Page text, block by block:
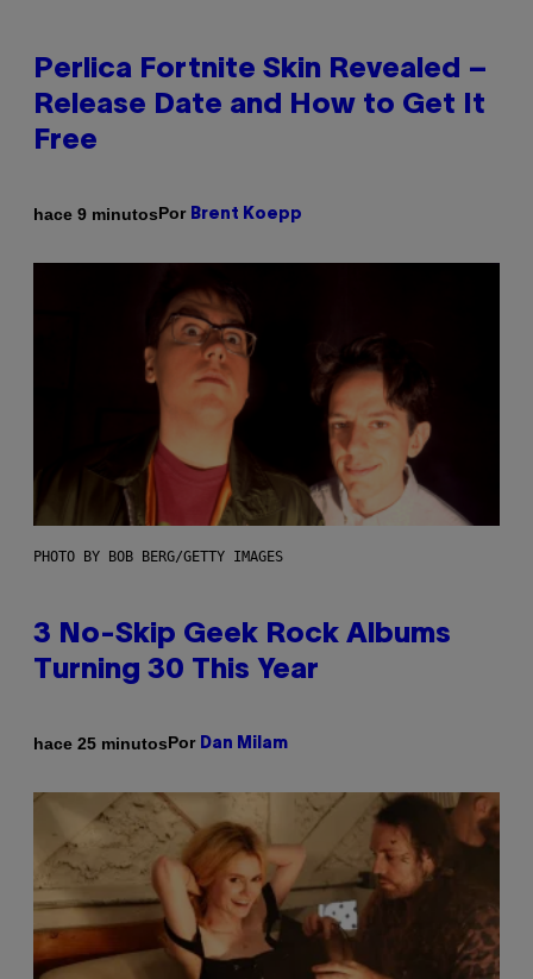
Perlica Fortnite Skin Revealed –
Release Date and How to Get It
Free
hace 9 minutosPor Brent Koepp
PHOTO BY BOB BERG/GETTY IMAGES
3 No-Skip Geek Rock Albums
Turning 30 This Year
hace 25 minutosPor Dan Milam